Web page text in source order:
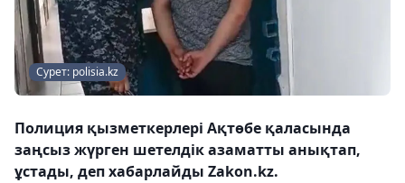
Сурет: polisia.kz
Полиция қызметкерлері Ақтөбе қаласында
заңсыз жүрген шетелдік азаматты анықтап,
ұстады, деп хабарлайды Zakon.kz.